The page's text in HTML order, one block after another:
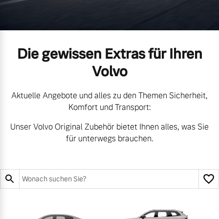
Geschäftskunden
Editionsmodelle
Volvo kauft Ihr Auto
Aktuelle Zubehörangebote
Zubehörkatalog
Vielzahl von Original
Unsere News & Events
Die gewissen Extras für Ihren
Volvo
Aktuelle Angebote und alles zu den Themen Sicherheit,
Komfort und Transport:
Unser Volvo Original Zubehör bietet Ihnen alles, was Sie
für unterwegs brauchen.